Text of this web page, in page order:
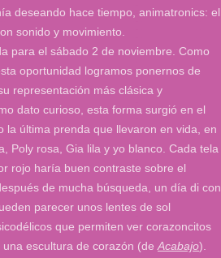
deseando hace tiempo, animatronics: el
sonido y movimiento.
para el sábado 2 de noviembre. Como
oportunidad logramos ponernos de
representación más clásica y
dato curioso, esta forma surgió en el
la última prenda que llevaron en vida, en
Poly rosa, Gia lila y yo blanco. Cada tela
rojo haría buen contraste sobre el
de mucha búsqueda, un día di con
parecer unos lentes de sol
que permiten ver corazoncitos
escultura de corazón (de Acabajo).